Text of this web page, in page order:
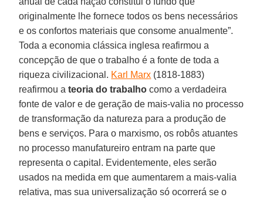
originalmente lhe fornece todos os bens necessários
e os confortos materiais que consome anualmente”.
Toda a economia clássica inglesa reafirmou a
concepção de que o trabalho é a fonte de toda a
riqueza civilizacional. Karl Marx (1818-1883)
reafirmou ateoria do trabalho como a verdadeira
fonte de valor e de geração de mais-valia no processo
de transformação da natureza para a produção de
bens e serviços. Para o marxismo, os robôs atuantes
no processo manufatureiro entram na parte que
representa o capital. Evidentemente, eles serão
usados na medida em que aumentarem a mais-valia
relativa, mas sua universalização só ocorrerá se o